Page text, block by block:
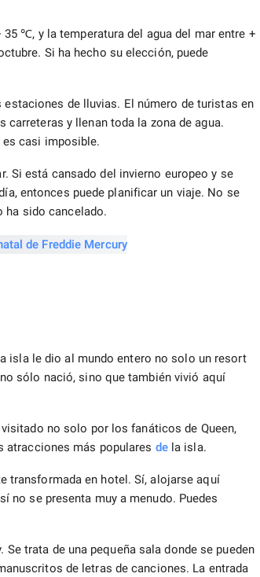
℃, y la temperatura del agua del mar entre +
Si ha hecho su elección, puede
de lluvias. El número de turistas en
y llenan toda la zona de agua.
casi imposible.
Si está cansado del invierno europeo y se
entonces puede planificar un viaje. No se
ha sido cancelado.
isla le dio al mundo entero no solo un resort
sólo nació, sino que también vivió aquí
no solo por los fanáticos de Queen,
atracciones más populares dela isla.
transformada en hotel. Sí, alojarse aquí
no se presenta muy a menudo. Puedes
trata de una pequeña sala donde se pueden
de letras de canciones. La entrada